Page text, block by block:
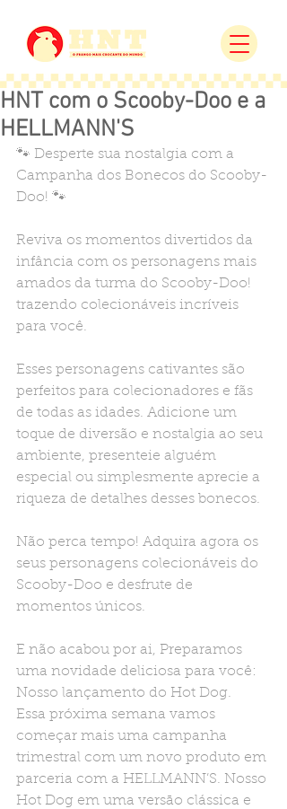
HNT com o Scooby-Doo e a
HELLMANN'S
🐾 Desperte sua nostalgia com a
Campanha dos Bonecos do Scooby-
Doo! 🐾
Reviva os momentos divertidos da
infância com os personagens mais
amados da turma do Scooby-Doo!
trazendo colecionáveis incríveis
para você.
Esses personagens cativantes são
perfeitos para colecionadores e fãs
de todas as idades. Adicione um
toque de diversão e nostalgia ao seu
ambiente, presenteie alguém
especial ou simplesmente aprecie a
riqueza de detalhes desses bonecos.
Não perca tempo! Adquira agora os
seus personagens colecionáveis do
Scooby-Doo e desfrute de
momentos únicos.
E não acabou por ai, Preparamos
uma novidade deliciosa para você:
Nosso lançamento do Hot Dog.
Essa próxima semana vamos
começar mais uma campanha
trimestral com um novo produto em
parceria com a HELLMANN’S. Nosso
Hot Dog em uma versāo clássica e